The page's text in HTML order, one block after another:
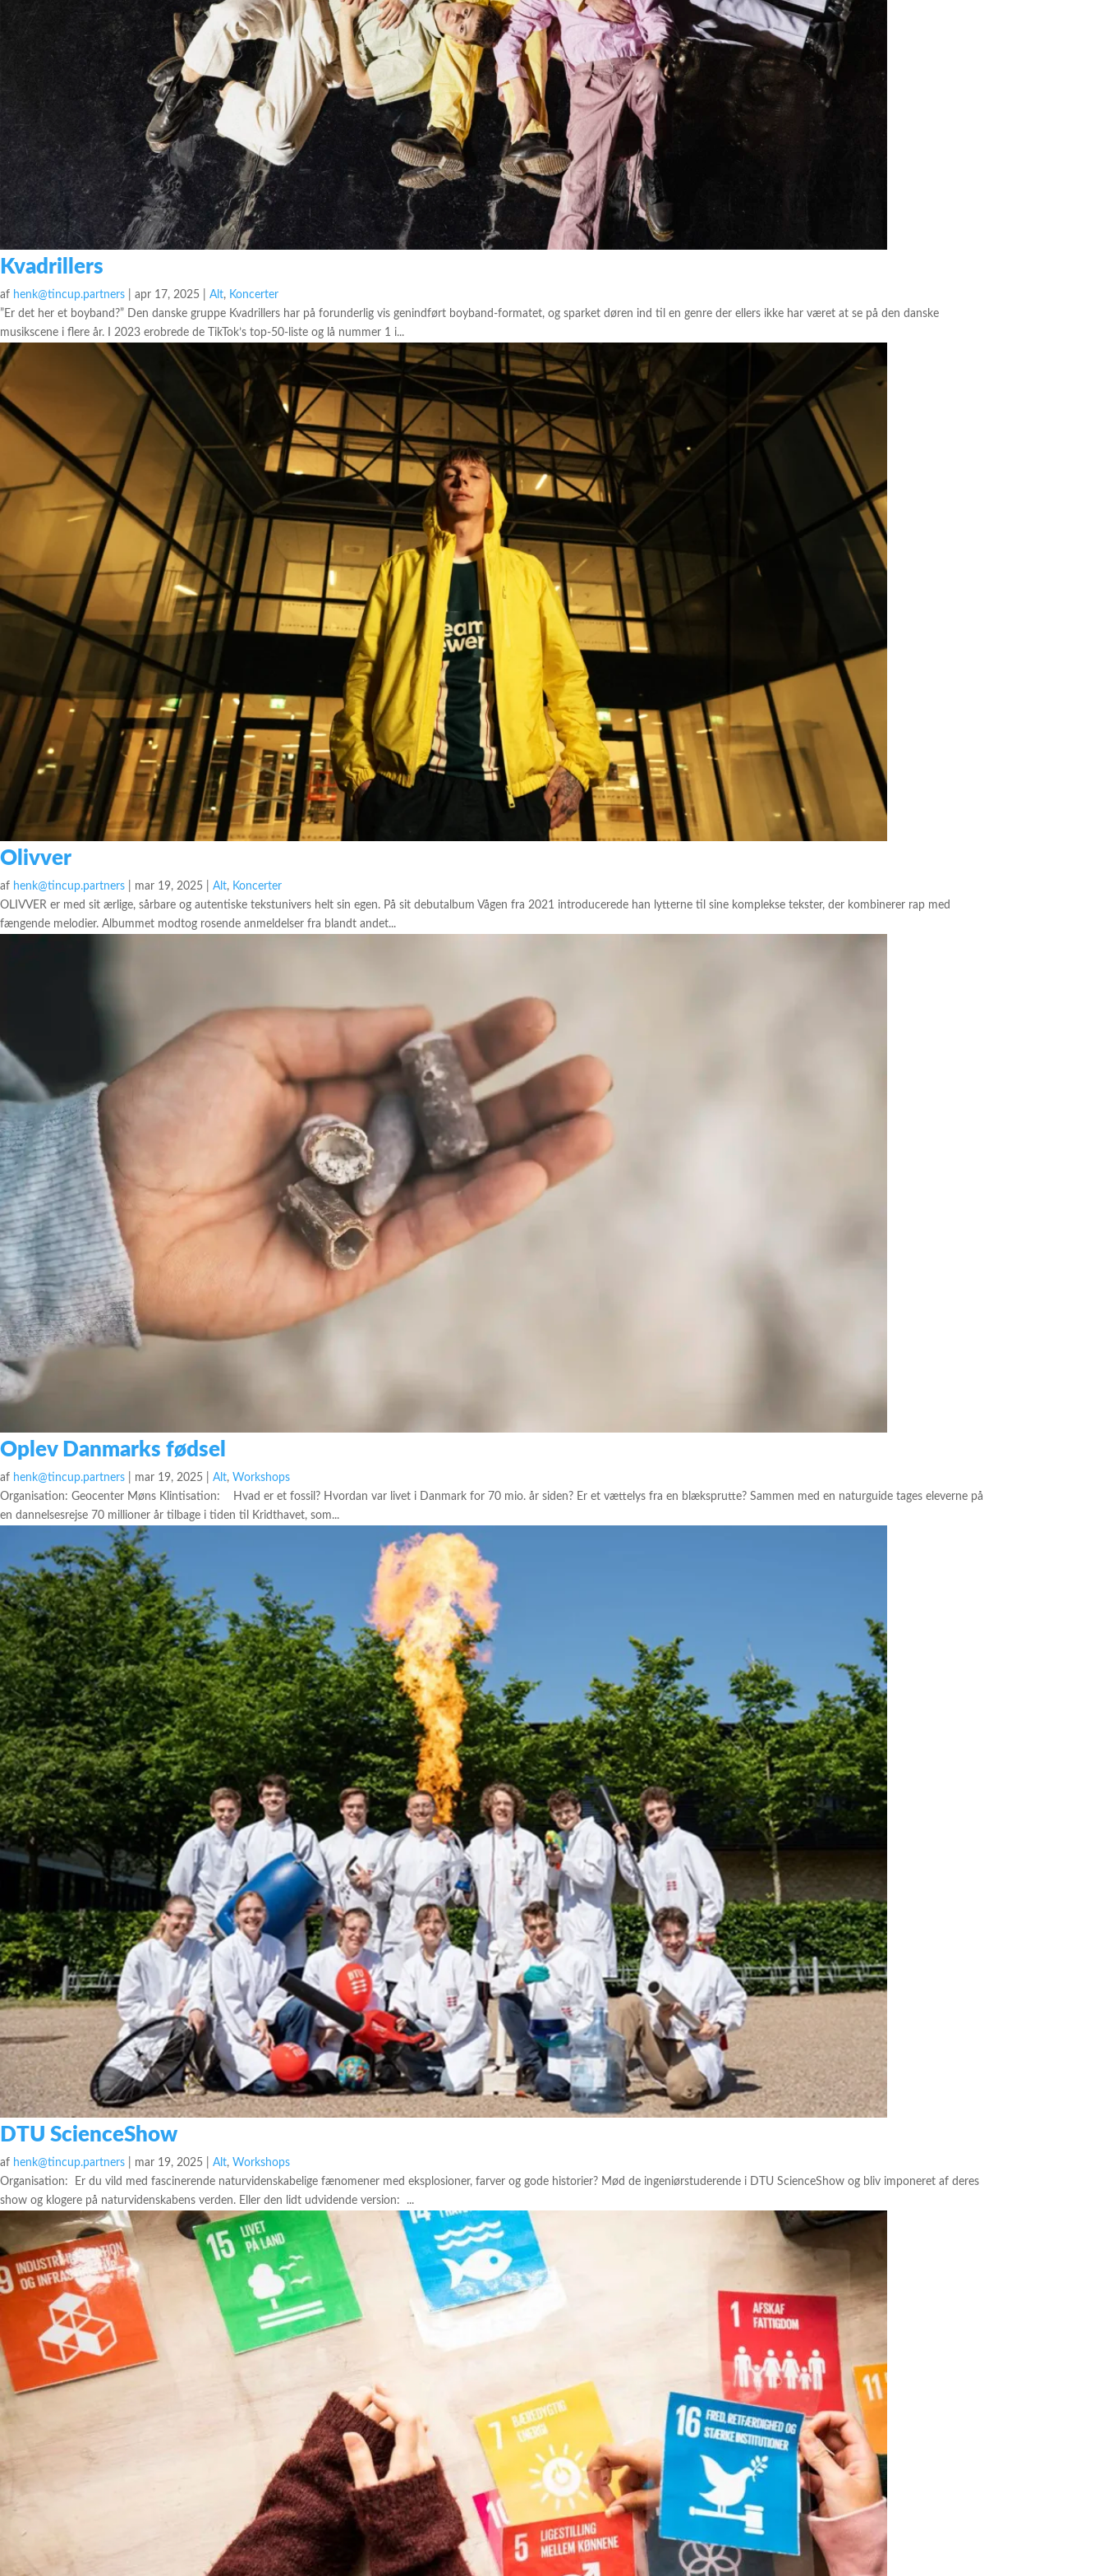
Kvadrillers
af henk@tincup.partners apr 17, 2025 Alt, Koncerter
”Er det her et boyband?” Den danske gruppe Kvadrillers har på forunderlig vis genindført boyband-formatet, og sparket døren ind til en genre der ellers ikke har været at se på den danske
musikscene i flere år. I 2023 erobrede de TikTok’s top-50-liste og lå nummer 1 i...
Olivver
af henk@tincup.partners mar 19, 2025 Alt, Koncerter
OLIVVER er med sit ærlige, sårbare og autentiske tekstunivers helt sin egen. På sit debutalbum Vågen fra 2021 introducerede han lytterne til sine komplekse tekster, der kombinerer rap med
fængende melodier. Albummet modtog rosende anmeldelser fra blandt andet...
Oplev Danmarks fødsel
af henk@tincup.partners mar 19, 2025 Alt, Workshops
Organisation: Geocenter Møns Klintisation: Hvad er et fossil? Hvordan var livet i Danmark for 70 mio. år siden? Er et vættelys fra en blæksprutte? Sammen med en naturguide tages eleverne på
en dannelsesrejse 70 millioner år tilbage i tiden til Kridthavet, som...
DTU ScienceShow
af henk@tincup.partners mar 19, 2025 Alt, Workshops
Organisation: Er du vild med fascinerende naturvidenskabelige fænomener med eksplosioner, farver og gode historier? Mød de ingeniørstuderende i DTU ScienceShow og bliv imponeret af deres
show og klogere på naturvidenskabens verden. Eller den lidt udvidende version: ...